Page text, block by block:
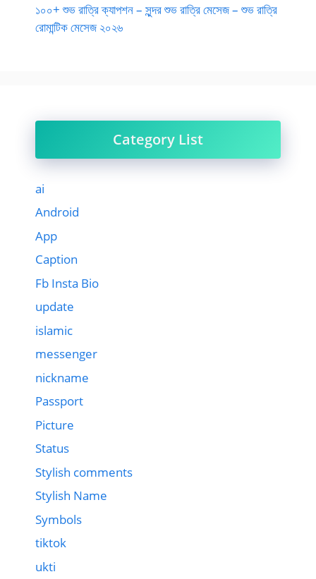
১০০+ শুভ রাত্রি ক্যাপশন – সুন্দর শুভ রাত্রি মেসেজ – শুভ রাত্রি
রোমান্টিক মেসেজ ২০২৬
Category List
ai
Android
App
Caption
Fb Insta Bio
update
islamic
messenger
nickname
Passport
Picture
Status
Stylish comments
Stylish Name
Symbols
tiktok
ukti